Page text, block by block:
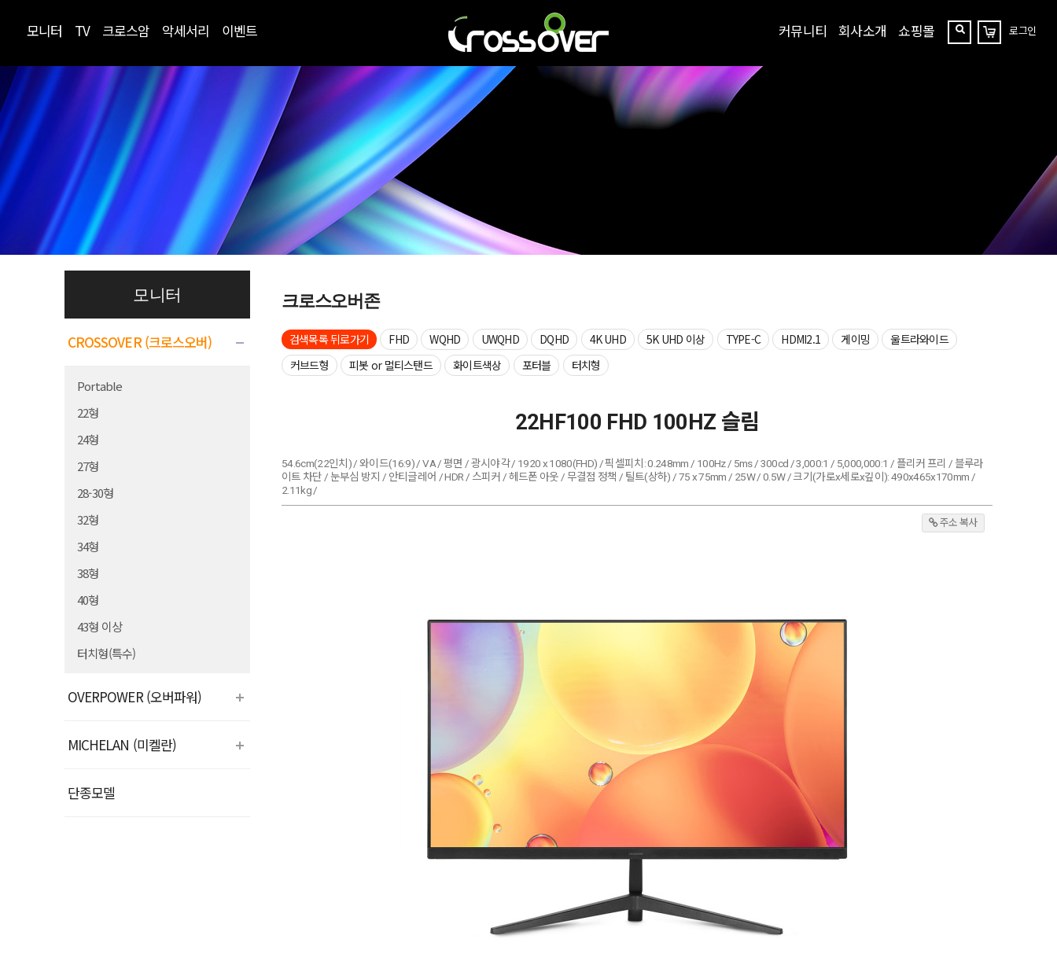
모니터 TV 크로스암 악세서리 이벤트 커뮤니티 회사소개 쇼핑몰
찾
장
바
로그인
모니터
CROSSOVER (크로스오버)
Portable
22형
24형
27형
28-30형
32형
34형
38형
40형
43형 이상
터치형(특수)
OVERPOWER (오버파워)
MICHELAN (미켈란)
단종모델
크로스오버존
검색목록 뒤로가기 FHD WQHD UWQHD DQHD 4K UHD 5K UHD 이상 TYPE-C HDMI2.1 게이밍
울트라와이드
커브드형
피봇 or 멀티스탠드 화이트색상 포터블 터치형
22HF100 FHD 100HZ 슬림
54.6cm(22인치) / 와이드(16:9) / VA / 평면 / 광시야각 / 1920 x 1080(FHD) / 픽셀피치: 0.248mm / 100Hz / 5ms / 300cd / 3,000:1 / 5,000,000:1 / 플리커 프리 / 블루라
이트 차단 / 눈부심 방지 / 안티글레어 / HDR / 스피커 / 헤드폰 아웃 / 무결점 정책 / 틸트(상하) / 75 x 75mm / 25W / 0.5W / 크기(가로x세로x깊이): 490x465x170mm /
2.11kg /
주소 복사